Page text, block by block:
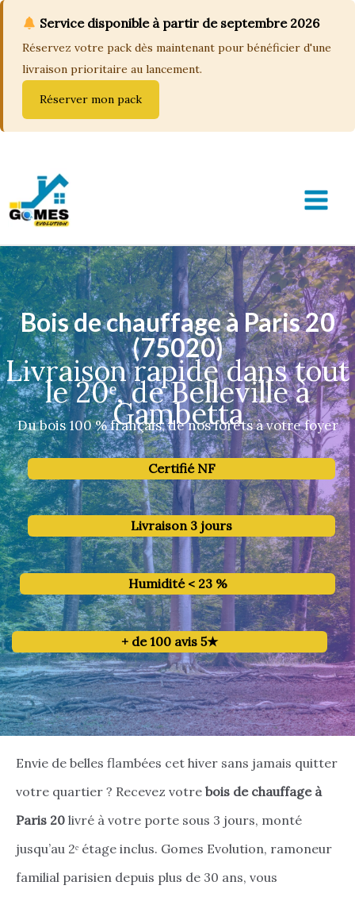
Service disponible à partir de septembre 2026
Réservez votre pack dès maintenant pour bénéficier d'une
livraison prioritaire au lancement.
Réserver mon pack
contenu
MAIN
Bois de chauffage à Paris 20
(75020)
Livraison rapide dans tout
le 20ᵉ, de Belleville à
Gambetta
Du bois 100 % français, de nos forêts à votre foyer
Certifié NF
Livraison 3 jours
Humidité < 23 %
+ de 100 avis 5★
Envie de belles flambées cet hiver sans jamais quitter
votre quartier ? Recevez votre bois de chauffage à
Paris 20 livré à votre porte sous 3 jours, monté
jusqu’au 2ᵉ étage inclus. Gomes Evolution, ramoneur
familial parisien depuis plus de 30 ans, vous